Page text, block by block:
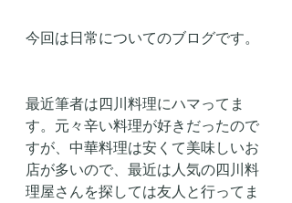
今回は日常についてのブログです。
最近筆者は四川料理にハマってま
す。元々辛い料理が好きだったので
すが、中華料理は安くて美味しいお
店が多いので、最近は人気の四川料
理屋さんを探しては友人と行ってま